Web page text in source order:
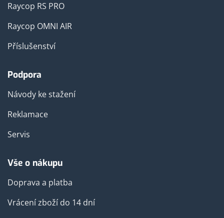
Raycop RS PRO
Raycop OMNI AIR
Příslušenství
Podpora
Návody ke stažení
Reklamace
Servis
Vše o nákupu
Doprava a platba
Vrácení zboží do 14 dní